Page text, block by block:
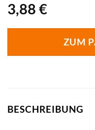
3,88 €
ZUM
BESCHREIBUNG